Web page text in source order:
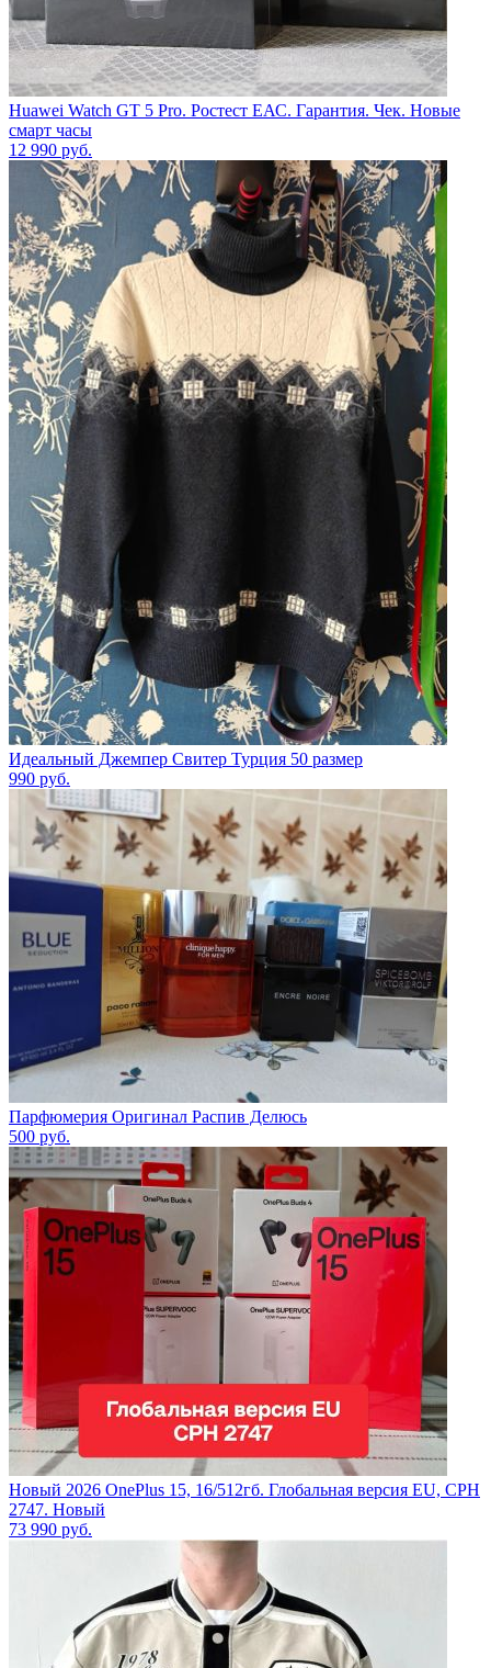
Huawei Watch GT 5 Pro. Ростест ЕАС. Гарантия. Чек. Новые
смарт часы
12 990 руб.
Идеальный Джемпер Свитер Турция 50 размер
990 руб.
Парфюмерия Оригинал Распив Делюсь
500 руб.
Новый 2026 OnePlus 15, 16/512гб. Глобальная версия EU, CPH
2747. Новый
73 990 руб.